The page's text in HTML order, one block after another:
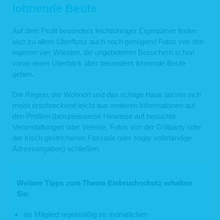
lohnende Beute
Auf dem Profil besonders leichtsinniger Eigentümer finden
sich zu allem Überfluss auch noch genügend Fotos von den
eigenen vier Wänden, die ungebetenen Besuchern schon
vorab einen Überblick über besonders lohnende Beute
geben.
Die Region, der Wohnort und das richtige Haus lassen sich
meist erschreckend leicht aus weiteren Informationen auf
den Profilen (beispielsweise Hinweise auf besuchte
Veranstaltungen oder Vereine, Fotos von der Grillparty oder
der frisch gestrichenen Fassade oder sogar vollständige
Adressangaben) schließen.
Weitere Tipps zum Thema Einbruchschutz erhalten
Sie:
als Mitglied regelmäßig im monatlichen